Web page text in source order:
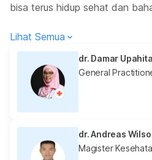
bisa terus hidup sehat dan
Lihat Semua
dr. Damar Upahita
General
dr. Andreas
Magister